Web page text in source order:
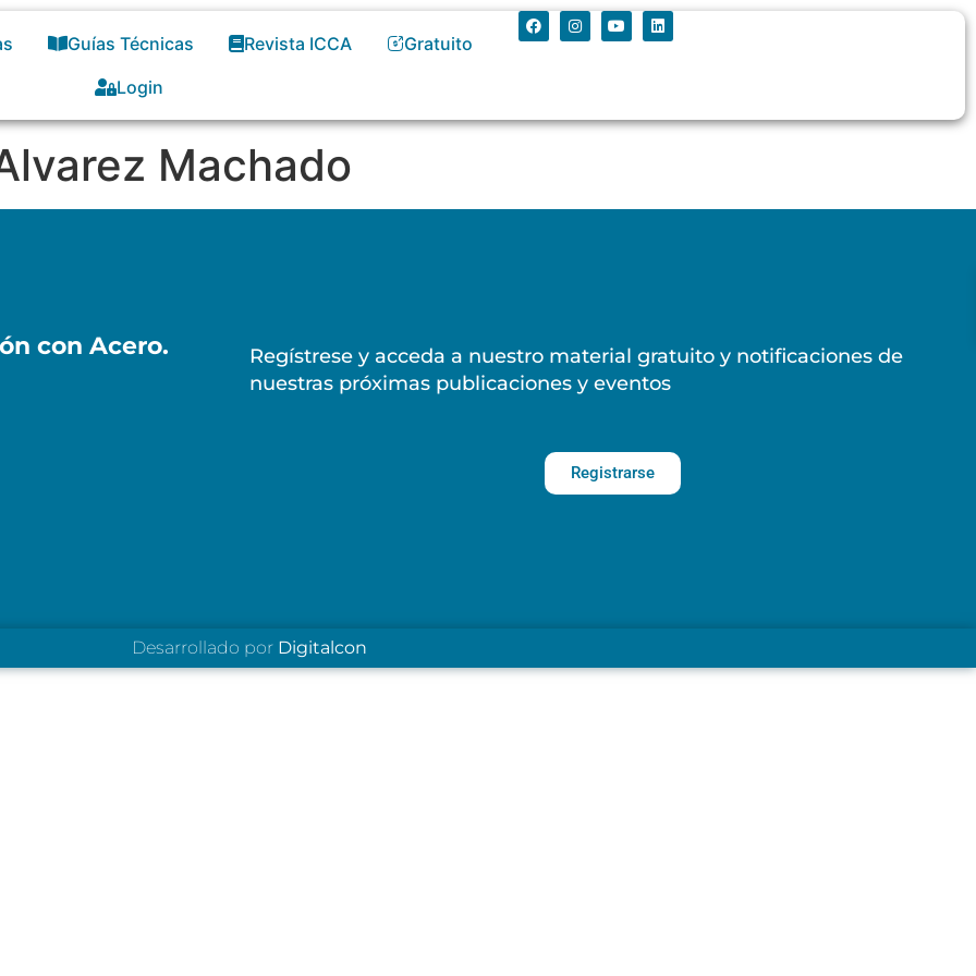
Guías Técnicas Revista ICCA
Gratuito
Login
Machado
con Acero.
Regístrese y acceda a nuestro material gratuito y notificaciones de
nuestras próximas publicaciones y eventos
Registrarse
Desarrollado por Digitalcon